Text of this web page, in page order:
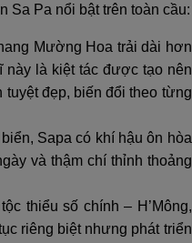
Sa Pa nổi bật trên toàn cầu:
Mường Hoa trải dài hơn
này là kiệt tác được tạo nên
tuyệt đẹp, biến đổi theo từng
Sapa có khí hậu ôn hòa
và thậm chí thỉnh thoảng
thiểu số chính – H’Mông,
riêng biệt nhưng phát triển